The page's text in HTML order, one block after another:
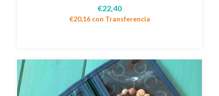
€22,40
€20,16 con Transferencia